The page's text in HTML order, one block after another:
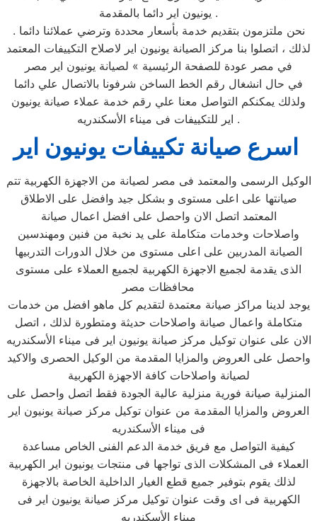
يونيون اير دائما بالمقدمة .
نحن ملتزمون بتقديم خدمة بأسعار محددة وترضي عملائنا دائما .
لذلك ، اتصلوا بنا مركز الصيانة يونيون اير لاصلاح التكييفات المعتمد
في مصر عودة للصفحة الرئيسية » لصيانة يونيون اير مصر
في حال انشغال رقم الخط الساخن شرفونا بالاتصال علي دائما
ولذلك يمكنكم التواصل معنا علي رقم خدمة عملاء صيانة يونيون
اير للتكييفات فى ميناء الأسكندريه .
الوكيل الرسمى والمعتمد فى مصر لصيانة من الاجهزة الكهربية تتم
صيانتها على اعلى مستوى و بشكل جيد وافضل على الاطلاق
المعتمد اتصل الان واحصل على افضل اعمال صيانة
واصلاحات وخدمات متكاملة على يد نخبة من فنين ومهندسين
الصيانة المدربين على اعلى مستوى من خلال الدورات التدربيها
الذى يقدمة لجميع الاجهزة الكهربية لجميع العملاء على مستوى
محافظات مصر
يوجد لدينا مراكز صيانة معتمدة لتقديم كل ماهو افضل من خدمات
متكاملة واعمال صيانة واصلاحات حديثة ومتطورة لذلك ، اتصل
الان على عنوان توكيل مركز صيانة يونيون اير فى ميناء الأسكندريه
واحصل على العروض والمزايا المقدمة من الوكيل الحصرى والاكيد
لصيانة واصلاحات كافة الاجهزة الكهربية
المنزلية صيانة فورية منزلية عالية الجودة فقط اتصل واحصل على
العروض والمزايا المقدمة من عنوان توكيل مركز صيانة يونيون اير
فى ميناء الأسكندريه
كيفية التواصل مع فريق خدمة الدعم الفنى الخاص مساعدة
العملاء فى المشكلات الذى تواجها فى منتجات يونيون اير الكهربية
لذلك يقوم بتوفير جميع قطع الغيار الداخلية الخاصة بالاجهزة
الكهربية فى اى وقت عنوان توكيل مركز صيانة يونيون اير فى
ميناء الأسكندريه